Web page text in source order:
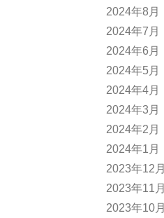
2024年8月
2024年7月
2024年6月
2024年5月
2024年4月
2024年3月
2024年2月
2024年1月
2023年12月
2023年11月
2023年10月